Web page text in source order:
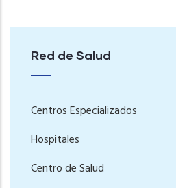
Red de Salud
Centros Especializados
Hospitales
Centro de Salud